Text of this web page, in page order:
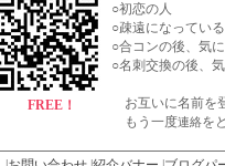
FREE！
○初恋の人
○疎遠になってい
○合コンの後、気
○名刺交換の後、
お互いに名前を
もう一度連絡を